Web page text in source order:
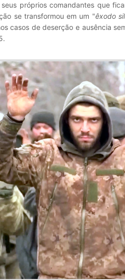
próprios comandantes que
se transformou em um "êxodo
casos de deserção e ausência